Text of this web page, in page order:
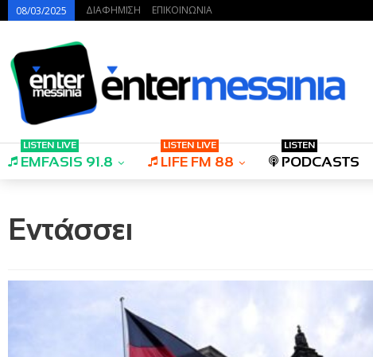
08/03/2025 ΔΙΑΦΗΜΙΣΗ ΕΠΙΚΟΙΝΩΝΙΑ
EMFASIS 91.8
LISTEN LIVE
LIFE FM 88
LISTEN LIVE
PODCASTS
LISTEN
Εντάσσει